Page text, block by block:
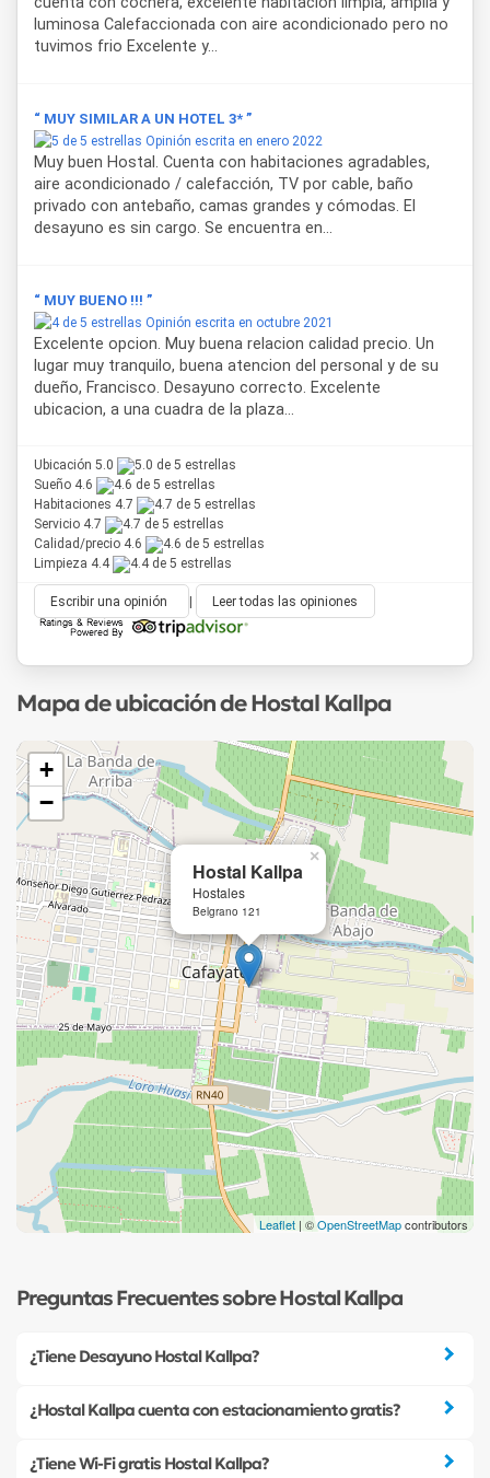
patio al aire libre con asador, ideal para compartir
momentos al finalizar el día.
Nuestra Señora del Rosario y el Museo de la Vid y el Vino.
También se encuentra a corta distancia de los reconocidos
viñedos de Cafayate y es un excelente punto de partida
para recorrer la Quebrada de las Conchas y otros paisajes
emblemáticos de la provincia de Salta. Este hostal
combina ubicación, servicios y comodidad para quienes
luminosa Calefaccionada con aire acondicionado pero no
tuvimos frio Excelente y...
“ MUY SIMILAR A UN HOTEL 3* ”
Opinión escrita en enero 2022
Muy buen Hostal. Cuenta con habitaciones agradables,
aire acondicionado / calefacción, TV por cable, baño
privado con antebaño, camas grandes y cómodas. El
desayuno es sin cargo. Se encuentra en...
“ MUY BUENO !!! ”
Opinión escrita en octubre 2021
Excelente opcion. Muy buena relacion calidad precio. Un
lugar muy tranquilo, buena atencion del personal y de su
dueño, Francisco. Desayuno correcto. Excelente
ubicacion, a una cuadra de la plaza...
Ubicación 5.0
Sueño 4.6
Habitaciones 4.7
Servicio 4.7
Calidad/precio 4.6
Limpieza 4.4
Escribir una opinión Leer todas las opiniones
Mapa de ubicación de Hostal Kallpa
Hostal Kallpa
Hostales
Belgrano 121
×
+
−
Leaflet | ©OpenStreetMapcontributors
Preguntas Frecuentes sobre Hostal Kallpa
¿Tiene Desayuno Hostal Kallpa?
¿Hostal Kallpa cuenta con estacionamiento gratis?
¿Tiene Wi-Fi gratis Hostal Kallpa?